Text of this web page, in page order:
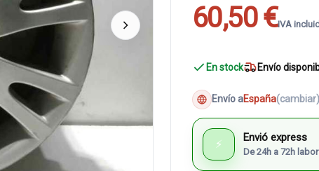
60,50 €IVA
En stock Envío
Envío aEspaña(cambiar)
⚡ Envió express
De 24h a 72h